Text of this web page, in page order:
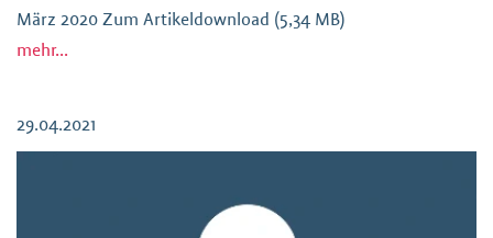
März 2020 Zum Artikeldownload (5,34 MB)
mehr...
29.04.2021